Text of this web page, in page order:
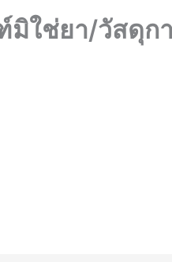
ใช่ยา/วัสดุก